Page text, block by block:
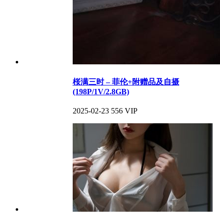
桜满三时 – 菲伦+附赠品及自摄
(198P/1V/2.8GB)
2025-02-23 556 VIP